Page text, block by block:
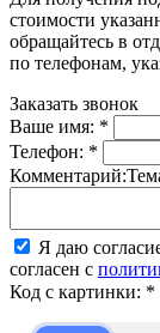
стоимости
обращайтесь в
по телефонам,
Заказать звонок
Ваше имя: *
Телефон: *
Комментарий:
Я даю
согласен с
Код с картинки: *